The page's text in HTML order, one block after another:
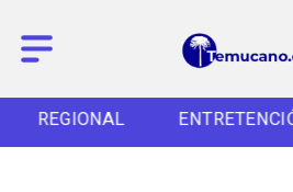
REGIONAL